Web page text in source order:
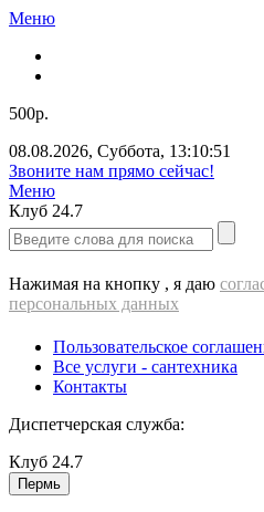
Меню
500р.
08.08.2026, Суббота, 13:10:51
Звоните нам прямо сейчас!
Меню
Клуб 24.7
Нажимая на кнопку , я даю
персональных данных
Пользовательское
Все услуги - cантехника
Контакты
Диспетчерская служба:
Клуб 24.7
Пермь